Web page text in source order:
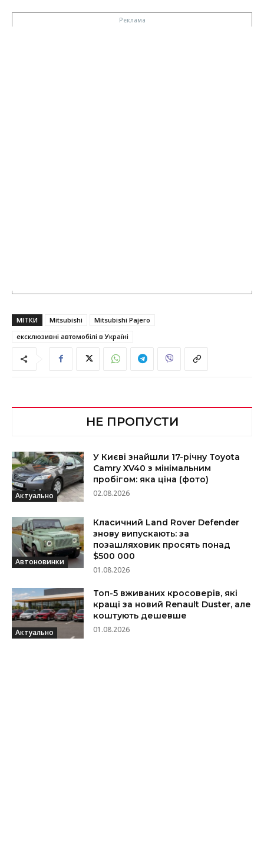
МІТКИ Mitsubishi
Mitsubishi Pajero
ексклюзивні автомобілі в Україні
НЕ ПРОПУСТИ
Актуально
У Києві знайшли 17-річну Toyota
Camry XV40 з мінімальним
пробігом: яка ціна (фото)
02.08.2026
Автоновинки
Класичний Land Rover Defender
знову випускають: за
позашляховик просять понад
$500 000
01.08.2026
Актуально
Топ-5 вживаних кросоверів, які
кращі за новий Renault Duster, але
коштують дешевше
01.08.2026